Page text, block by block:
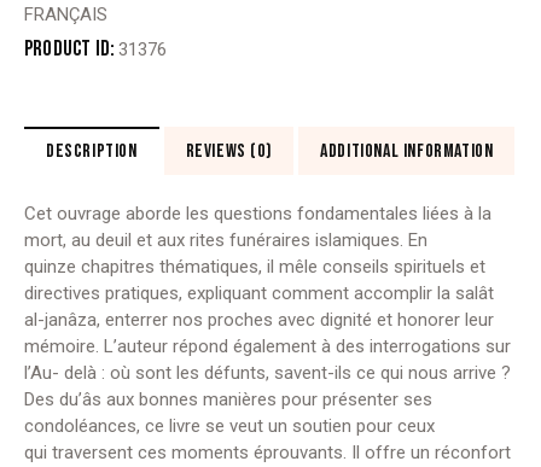
RESTENT
FRANÇAIS
Product ID:31376
DESCRIPTION REVIEWS (0) ADDITIONAL INFORMATION
Cet ouvrage aborde les questions fondamentales liées à la
mort, au deuil et aux rites funéraires islamiques. En
quinze chapitres thématiques, il mêle conseils spirituels et
directives pratiques, expliquant comment accomplir la salât
al-janâza, enterrer nos proches avec dignité et honorer leur
mémoire. L’auteur répond également à des interrogations sur
l’Au- delà : où sont les défunts, savent-ils ce qui nous arrive ?
Des du’âs aux bonnes manières pour présenter ses
condoléances, ce livre se veut un soutien pour ceux
qui traversent ces moments éprouvants. Il offre un réconfort